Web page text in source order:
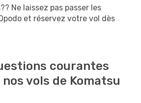
Ne laissez pas passer les
et réservez votre vol dès
courantes
vols de Komatsu